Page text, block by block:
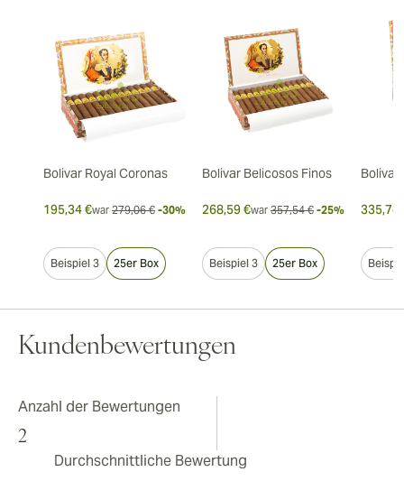
Bolivar Royal Coronas
195,34 €war 279,06 € -30%
Beispiel 3 25er Box
Bolivar Belicosos Finos
268,59 €war 357,54 € -25%
Beispiel 3 25er Box
Bolivar
335,74
Kundenbewertungen
Anzahl der Bewertungen
2
Durchschnittliche Bewertung